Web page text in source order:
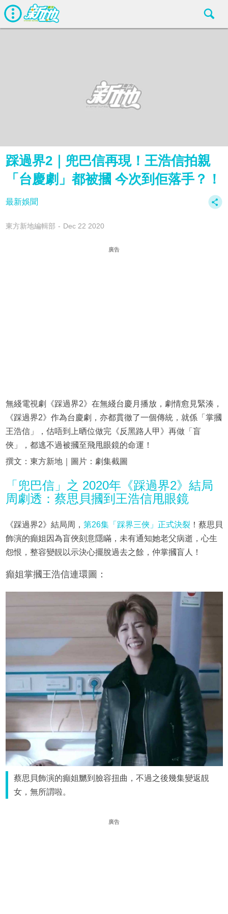
踩過界2｜兜巴信再現！王浩信拍親
「台慶劇」都被摑 今次到佢落手？！
最新娛聞
東方新地編輯部 Dec 22 2020
廣告
無綫電視劇《踩過界2》在無綫台慶月播放，劇情愈見緊湊，
《踩過界2》作為台慶劇，亦都貫徹了一個傳統，就係「掌摑
王浩信」，估唔到上晒位做完《反黑路人甲》再做「盲
俠」，都逃不過被摑至飛甩眼鏡的命運！
撰文：東方新地｜圖片：劇集截圖
「兜巴信」之 2020年《踩過界2》結局
周劇透：蔡思貝摑到王浩信甩眼鏡
《踩過界2》結局周， 第26集「踩界三俠」正式決裂！蔡思貝
飾演的癲姐因為盲俠刻意隱瞞，未有通知她老父病逝，心生
怨恨，整容變靚以示決心擺脫過去之餘，仲掌摑盲人！
癲姐掌摑王浩信連環圖：
蔡思貝飾演的癲姐嬲到臉容扭曲，不過之後幾集變返靚
女，無所謂啦。
廣告